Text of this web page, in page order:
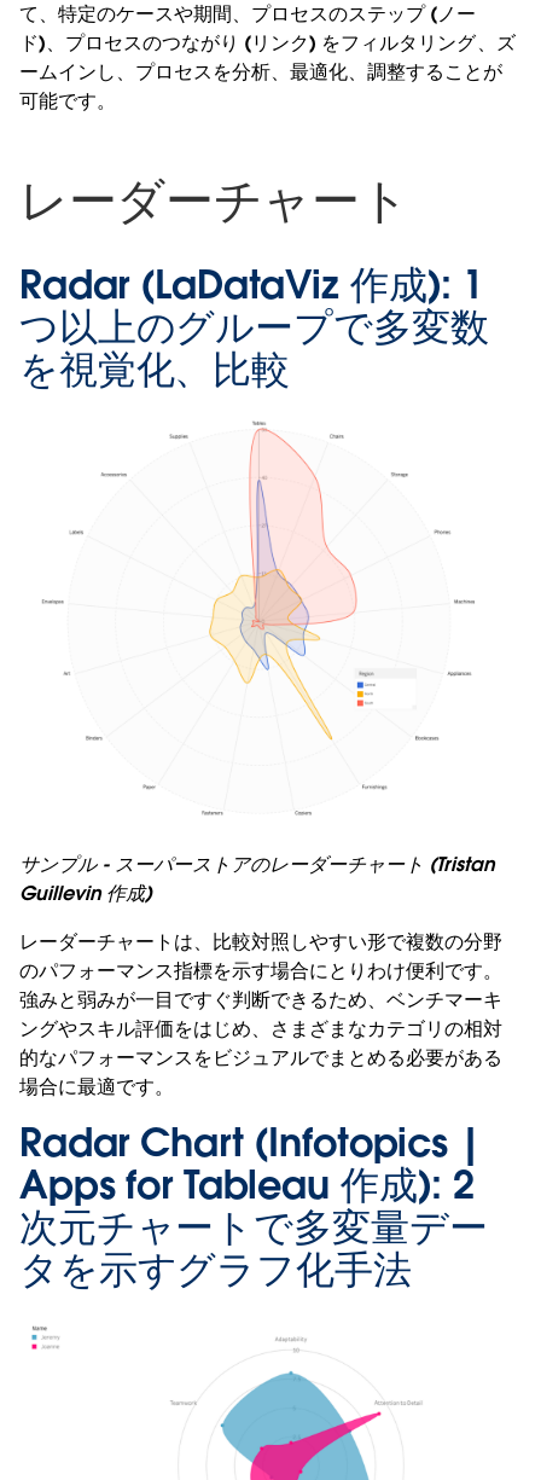
て、特定のケースや期間、プロセスのステップ (ノー
ド)、プロセスのつながり (リンク) をフィルタリング、ズ
ームインし、プロセスを分析、最適化、調整することが
可能です。
レーダーチャート
Radar (LaDataViz 作成): 1
つ以上のグループで多変数
を視覚化、比較
サンプル - スーパーストアのレーダーチャート (Tristan
Guillevin 作成)
レーダーチャートは、比較対照しやすい形で複数の分野
のパフォーマンス指標を示す場合にとりわけ便利です。
強みと弱みが一目ですぐ判断できるため、ベンチマーキ
ングやスキル評価をはじめ、さまざまなカテゴリの相対
的なパフォーマンスをビジュアルでまとめる必要がある
場合に最適です。
Radar Chart (Infotopics |
Apps for Tableau 作成): 2
次元チャートで多変量デー
タを示すグラフ化手法